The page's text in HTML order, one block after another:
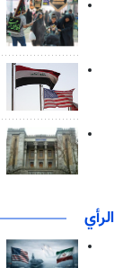
الرأي